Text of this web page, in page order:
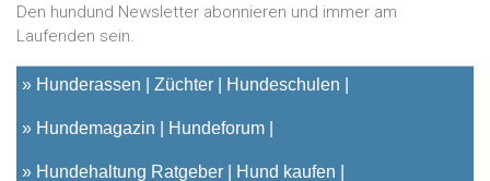
Den hundund Newsletter abonnieren und immer am
Laufenden sein.
» Hunderassen Züchter Hundeschulen
» Hundemagazin Hundeforum
» Hundehaltung Ratgeber Hund kaufen